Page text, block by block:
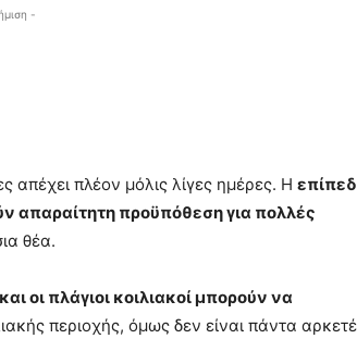
-
απέχει πλέον μόλις λίγες ημέρες. Η
απαραίτητη προϋπόθεση για πολλές
θέα.
οι πλάγιοι κοιλιακοί μπορούν να
περιοχής, όμως δεν είναι πάντα